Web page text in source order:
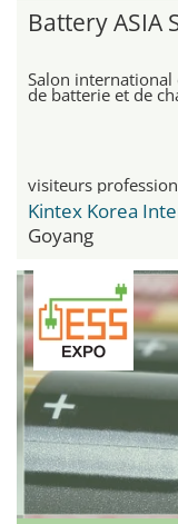
Battery ASIA
Salon
de batterie et de
visiteurs
Kintex Korea
Goyang